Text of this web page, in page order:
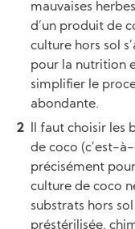
mauvaises
d’un produit de
culture hors sol
pour la nutrition
simplifier le
abondante.
Il faut choisir les
de coco (c’est-
précisément
culture de coco
substrats hors
préstérilisée,